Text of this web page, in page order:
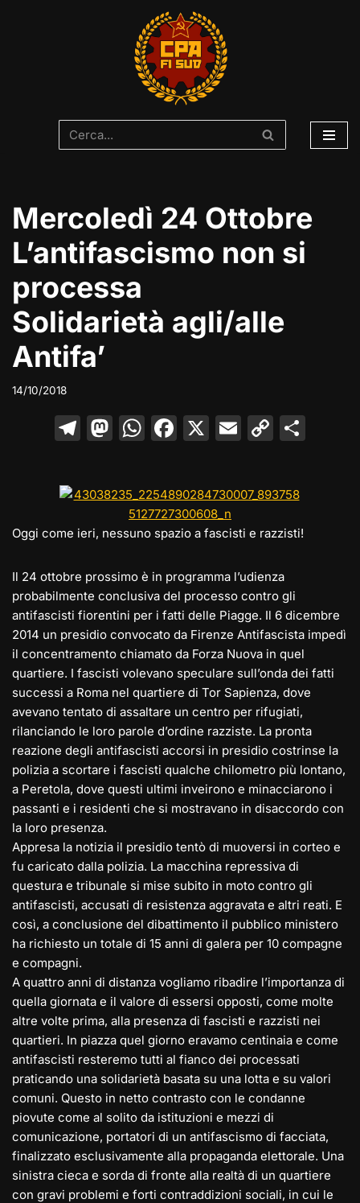
Mercoledì 24 Ottobre
L’antifascismo non si
processa
Solidarietà agli/alle
Antifa’
14/10/2018
T
gr
a
M
o
d
n
W
s
A
p
F
e
b
o
k
X E
l
C
y
Li
k
Oggi come ieri, nessuno spazio a fascisti e razzisti!
Il 24 ottobre prossimo è in programma l’udienza
probabilmente conclusiva del processo contro gli
antifascisti fiorentini per i fatti delle Piagge. Il 6 dicembre
2014 un presidio convocato da Firenze Antifascista impedì
il concentramento chiamato da Forza Nuova in quel
quartiere. I fascisti volevano speculare sull’onda dei fatti
successi a Roma nel quartiere di Tor Sapienza, dove
avevano tentato di assaltare un centro per rifugiati,
rilanciando le loro parole d’ordine razziste. La pronta
reazione degli antifascisti accorsi in presidio costrinse la
polizia a scortare i fascisti qualche chilometro più lontano,
a Peretola, dove questi ultimi inveirono e minacciarono i
passanti e i residenti che si mostravano in disaccordo con
la loro presenza.
Appresa la notizia il presidio tentò di muoversi in corteo e
fu caricato dalla polizia. La macchina repressiva di
questura e tribunale si mise subito in moto contro gli
antifascisti, accusati di resistenza aggravata e altri reati. E
così, a conclusione del dibattimento il pubblico ministero
ha richiesto un totale di 15 anni di galera per 10 compagne
e compagni.
A quattro anni di distanza vogliamo ribadire l’importanza di
quella giornata e il valore di essersi opposti, come molte
altre volte prima, alla presenza di fascisti e razzisti nei
quartieri. In piazza quel giorno eravamo centinaia e come
antifascisti resteremo tutti al fianco dei processati
praticando una solidarietà basata su una lotta e su valori
comuni. Questo in netto contrasto con le condanne
piovute come al solito da istituzioni e mezzi di
comunicazione, portatori di un antifascismo di facciata,
finalizzato esclusivamente alla propaganda elettorale. Una
sinistra cieca e sorda di fronte alla realtà di un quartiere
con gravi problemi e forti contraddizioni sociali, in cui le